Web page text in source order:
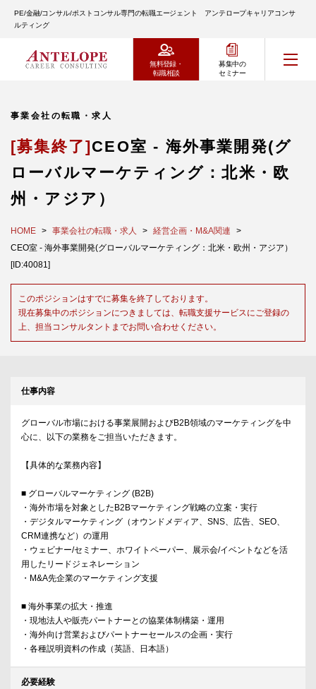
PE/金融/コンサル/ポストコンサル専門の転職エージェント アンテロープキャリアコンサ
ルティング
無料登録・
転職相談
募集中の
セミナー
事業会社の転職・求人
[募集終了]CEO室 - 海外事業開発(グ
ローバルマーケティング：北米・欧
州・アジア）
HOME 事業会社の転職・求人
経営企画・M&A関連
CEO室 - 海外事業開発(グローバルマーケティング：北米・欧州・アジア）
[ID:40081]
このポジションはすでに募集を終了しております。
現在募集中のポジションにつきましては、転職支援サービスにご登録の
上、担当コンサルタントまでお問い合わせください。
仕事内容
グローバル市場における事業展開およびB2B領域のマーケティングを中
心に、以下の業務をご担当いただきます。
【具体的な業務内容】
■ グローバルマーケティング (B2B)
・海外市場を対象としたB2Bマーケティング戦略の立案・実行
・デジタルマーケティング（オウンドメディア、SNS、広告、SEO、
CRM連携など）の運用
・ウェビナー/セミナー、ホワイトペーパー、展示会/イベントなどを活
用したリードジェネレーション
・M&A先企業のマーケティング支援
■ 海外事業の拡大・推進
・現地法人や販売パートナーとの協業体制構築・運用
・海外向け営業およびパートナーセールスの企画・実行
・各種説明資料の作成（英語、日本語）
必要経験